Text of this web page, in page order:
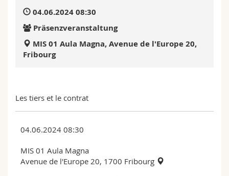
Math.-Nat. und Med. Fak.
Interfakultär
Mitarbeitende
Doktorierende
Webmail
04.06.2024 08:30
Präsenzveranstaltung
MIS 01 Aula Magna, Avenue de l'Europe 20,
Fribourg
Les tiers et le contrat
04.06.2024 08:30
MIS 01 Aula Magna
Avenue de l'Europe 20, 1700 Fribourg